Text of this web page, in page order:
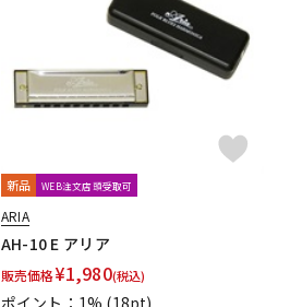
新品 WEB注文店頭受取可
ARIA
AH-10 E アリア
販売価格¥1,980(税込)